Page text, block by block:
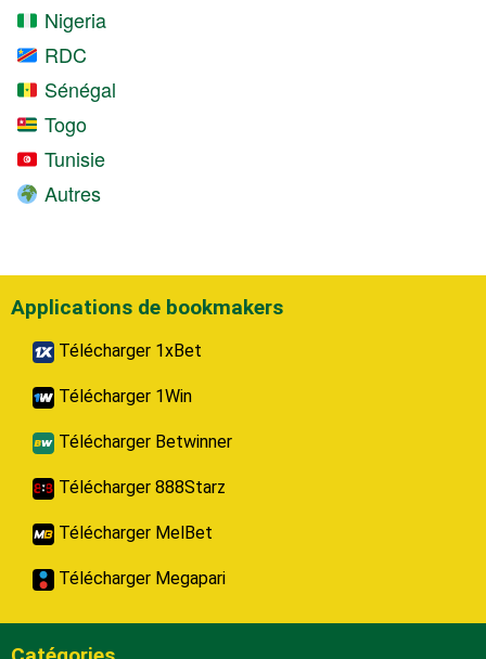
Nigeria
RDC
Sénégal
Togo
Tunisie
Autres
Applications de bookmakers
Télécharger 1xBet
Télécharger 1Win
Télécharger Betwinner
Télécharger 888Starz
Télécharger MelBet
Télécharger Megapari